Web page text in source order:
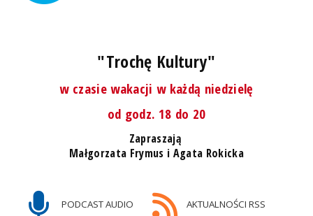
"Trochę Kultury"
w czasie wakacji w każdą niedzielę
od godz. 18 do 20
Zapraszają
Małgorzata Frymus i Agata Rokicka
PODCAST AUDIO AKTUALNOŚCI RSS